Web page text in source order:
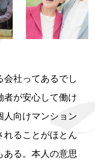
会社ってあるでし
者が安心して働け
人向けマンション
れることがほとん
ある。本人の意思